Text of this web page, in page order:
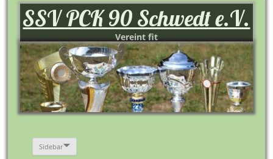
SSV PCK 90 Schwedt e.V.
Vereint fit
Sidebar